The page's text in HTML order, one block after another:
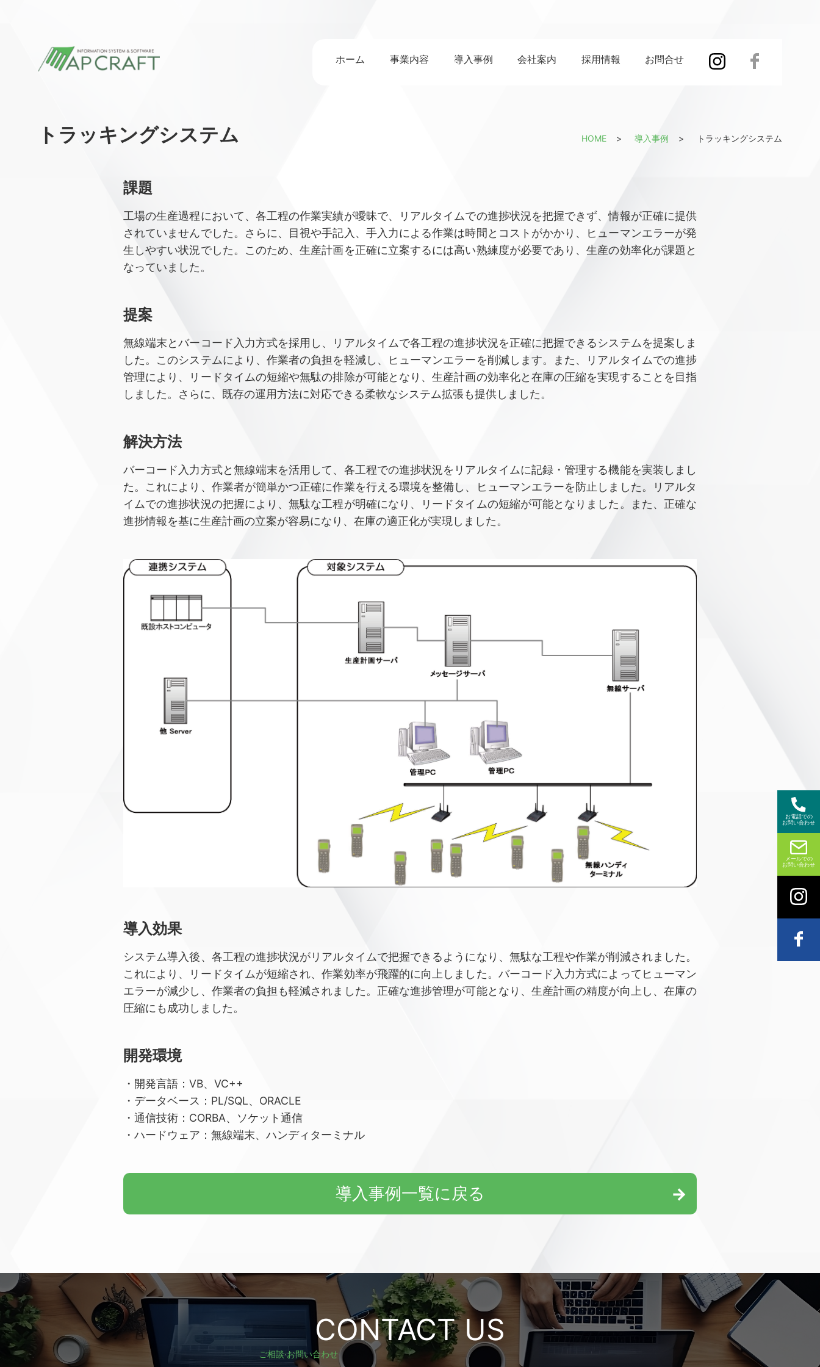
ホーム 事業内容 導入事例 会社案内 採用情報 お問合せ
トラッキングシステム HOME 導入事例 トラッキングシステム
課題
工場の生産過程において、各工程の作業実績が曖昧で、リアルタイムでの進捗状況を把握できず、情報が正確に提供
されていませんでした。さらに、目視や手記入、手入力による作業は時間とコストがかかり、ヒューマンエラーが発
生しやすい状況でした。このため、生産計画を正確に立案するには高い熟練度が必要であり、生産の効率化が課題と
なっていました。
提案
無線端末とバーコード入力方式を採用し、リアルタイムで各工程の進捗状況を正確に把握できるシステムを提案しま
した。このシステムにより、作業者の負担を軽減し、ヒューマンエラーを削減します。また、リアルタイムでの進捗
管理により、リードタイムの短縮や無駄の排除が可能となり、生産計画の効率化と在庫の圧縮を実現することを目指
しました。さらに、既存の運用方法に対応できる柔軟なシステム拡張も提供しました。
解決⽅法
バーコード入力方式と無線端末を活用して、各工程での進捗状況をリアルタイムに記録・管理する機能を実装しまし
た。これにより、作業者が簡単かつ正確に作業を行える環境を整備し、ヒューマンエラーを防止しました。リアルタ
イムでの進捗状況の把握により、無駄な工程が明確になり、リードタイムの短縮が可能となりました。また、正確な
進捗情報を基に生産計画の立案が容易になり、在庫の適正化が実現しました。
導⼊効果
システム導入後、各工程の進捗状況がリアルタイムで把握できるようになり、無駄な工程や作業が削減されました。
これにより、リードタイムが短縮され、作業効率が飛躍的に向上しました。バーコード入力方式によってヒューマン
エラーが減少し、作業者の負担も軽減されました。正確な進捗管理が可能となり、生産計画の精度が向上し、在庫の
圧縮にも成功しました。
開発環境
・開発言語：VB、VC++
・データベース：PL/SQL、ORACLE
・通信技術：CORBA、ソケット通信
・ハードウェア：無線端末、ハンディターミナル
導⼊事例⼀覧に戻る
CONTACT US
ご相談‧お問い合わせ
お電話での
お問い合わせ
メールでの
お問い合わせ